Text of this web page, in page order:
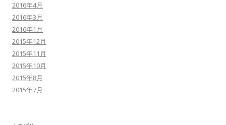
2016年4月
2016年3月
2016年1月
2015年12月
2015年11月
2015年10月
2015年8月
2015年7月